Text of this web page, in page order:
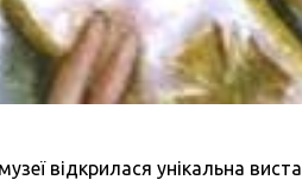
відкрилася унікальна